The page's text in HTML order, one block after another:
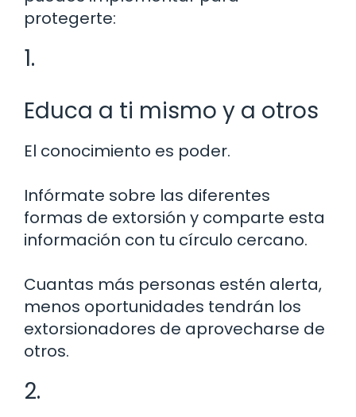
protegerte:
1.
Educa a ti mismo y a otros
El conocimiento es poder.
Infórmate sobre las diferentes
formas de extorsión y comparte esta
información con tu círculo cercano.
Cuantas más personas estén alerta,
menos oportunidades tendrán los
extorsionadores de aprovecharse de
otros.
2.